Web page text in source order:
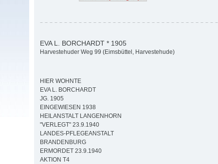
EVA L. BORCHARDT * 1905
Harvestehuder Weg 99 (Eimsbüttel, Harvestehude)
HIER WOHNTE
EVA L. BORCHARDT
JG. 1905
EINGEWIESEN 1938
HEILANSTALT LANGENHORN
"VERLEGT" 23.9.1940
LANDES-PFLEGEANSTALT
BRANDENBURG
ERMORDET 23.9.1940
AKTION T4